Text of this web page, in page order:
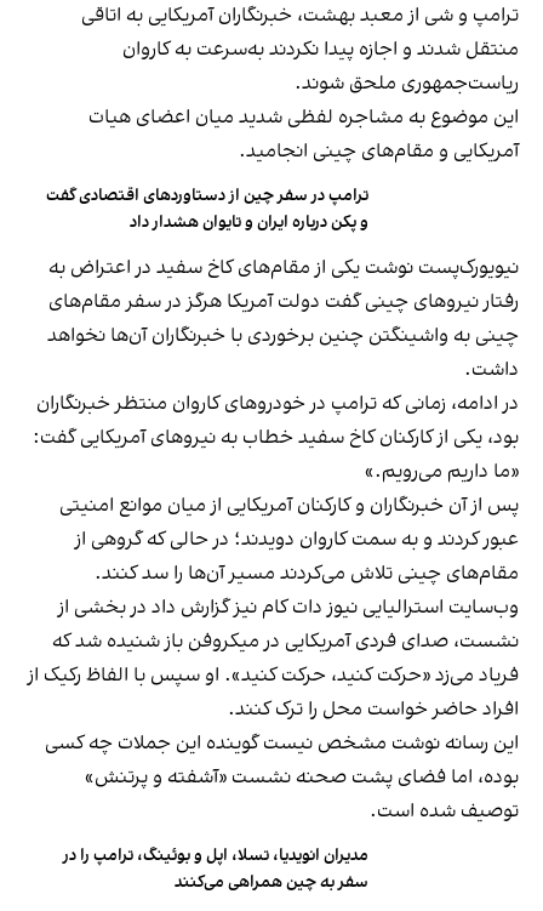
ترامپ و شی از معبد بهشت، خبرنگاران آمریکایی به اتاقی
منتقل شدند و اجازه پیدا نکردند به‌سرعت به کاروان
ریاست‌جمهوری ملحق شوند.
این موضوع به مشاجره لفظی شدید میان اعضای هیات
آمریکایی و مقام‌های چینی انجامید.
ترامپ در سفر چین از دستاوردهای اقتصادی گفت
و پکن درباره ایران و تایوان هشدار داد
نیویورک‌پست نوشت یکی از مقام‌های کاخ سفید در اعتراض به
رفتار نیروهای چینی گفت دولت آمریکا هرگز در سفر مقام‌های
چینی به واشینگتن چنین برخوردی با خبرنگاران آن‌ها نخواهد
داشت.
در ادامه، زمانی که ترامپ در خودروهای کاروان منتظر خبرنگاران
بود، یکی از کارکنان کاخ سفید خطاب به نیروهای آمریکایی گفت:
«ما داریم می‌رویم.»
پس از آن خبرنگاران و کارکنان آمریکایی از میان موانع امنیتی
عبور کردند و به سمت کاروان دویدند؛ در حالی که گروهی از
مقام‌های چینی تلاش می‌کردند مسیر آن‌ها را سد کنند.
وب‌سایت استرالیایی نیوز دات کام نیز گزارش داد در بخشی از
نشست، صدای فردی آمریکایی در میکروفن باز شنیده شد که
فریاد می‌زد «حرکت کنید، حرکت کنید». او سپس با الفاظ رکیک از
افراد حاضر خواست محل را ترک کنند.
این رسانه نوشت مشخص نیست گوینده این جملات چه کسی
بوده، اما فضای پشت صحنه نشست «آشفته و پرتنش»
توصیف شده است.
مدیران انویدیا، تسلا، اپل و بوئینگ، ترامپ را در
سفر به چین همراهی می‌کنند